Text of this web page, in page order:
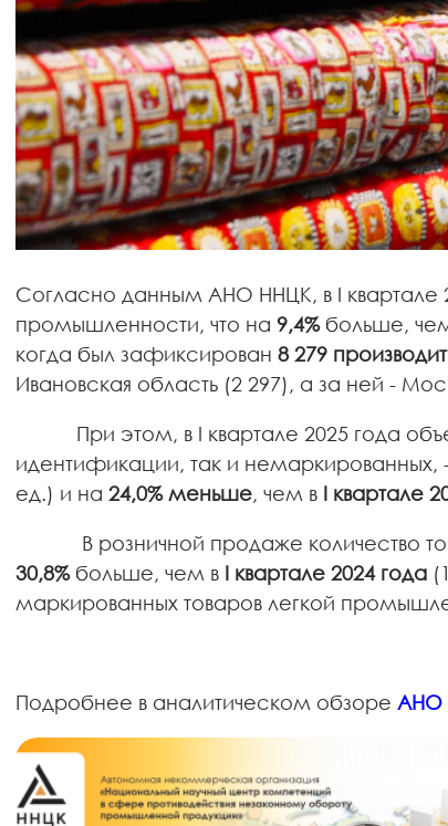
Согласно данным АНО ННЦК, в I квартале
промышленности, что на 9,4%больше,
когда был зафиксирован 8 279
Ивановская область (2 297), а за ней -
При этом, в I квартале 2025 года
идентификации, так и немаркированных,
ед.) и на 24,0% меньше, чем в I квартале
В розничной продаже количество
30,8%больше, чем в I квартале 2024 года
маркированных товаров легкой
Подробнее в аналитическом обзоре АНО